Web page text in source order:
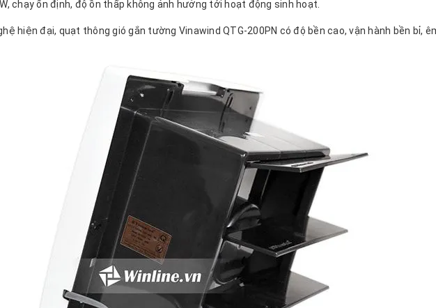
chạy ổn định, độ ồn thấp không ảnh hưởng tới hoạt động sinh hoạt.
hiện đại, quạt thông gió gắn tường Vinawind QTG-200PN có độ bền cao, vận hành bền bỉ,